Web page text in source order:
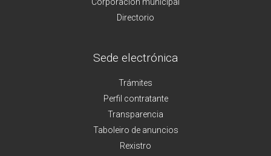
Directorio
Sede electrónica
Trámites
Perfil contratante
Transparencia
Taboleiro de anuncios
Rexistro